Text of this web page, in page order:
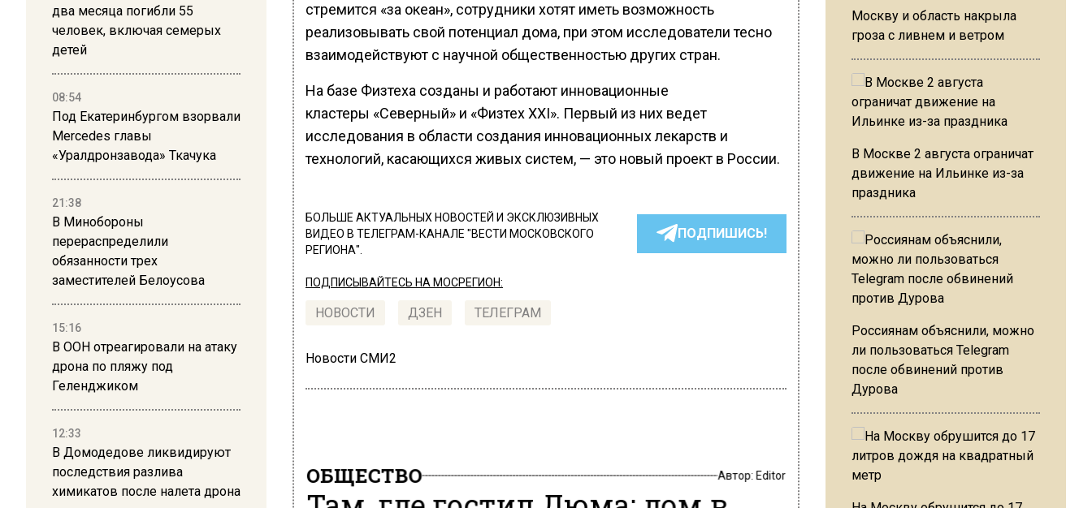
два месяца погибли 55
человек, включая семерых
детей
08:54
Под Екатеринбургом взорвали
Mercedes главы
«Уралдронзавода» Ткачука
21:38
В Минобороны
перераспределили
обязанности трех
заместителей Белоусова
15:16
В ООН отреагировали на атаку
дрона по пляжу под
Геленджиком
12:33
В Домодедове ликвидируют
последствия разлива
химикатов после налета дрона
стремится «за океан», сотрудники хотят иметь возможность
реализовывать свой потенциал дома, при этом исследователи тесно
взаимодействуют с научной общественностью других стран.
На базе Физтеха созданы и работают инновационные
кластеры «Северный» и «Физтех XXI». Первый из них ведет
исследования в области создания инновационных лекарств и
технологий, касающихся живых систем, — это новый проект в России.
БОЛЬШЕ АКТУАЛЬНЫХ НОВОСТЕЙ И ЭКСКЛЮЗИВНЫХ
ВИДЕО В ТЕЛЕГРАМ-КАНАЛЕ "ВЕСТИ МОСКОВСКОГО
РЕГИОНА".
ПОДПИШИСЬ!
ПОДПИСЫВАЙТЕСЬ НА МОСРЕГИОН:
НОВОСТИ ДЗЕН ТЕЛЕГРАМ
Новости СМИ2
ОБЩЕСТВО Автор:Editor
Москву и область накрыла
гроза с ливнем и ветром
В Москве 2 августа ограничат
движение на Ильинке из-за
праздника
Россиянам объяснили, можно
ли пользоваться Telegram
после обвинений против
Дурова